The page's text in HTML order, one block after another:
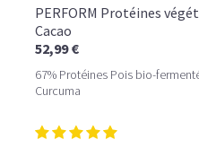
PERFORM Protéines
Cacao
52,99 €
67% Protéines Pois bio-
Curcuma